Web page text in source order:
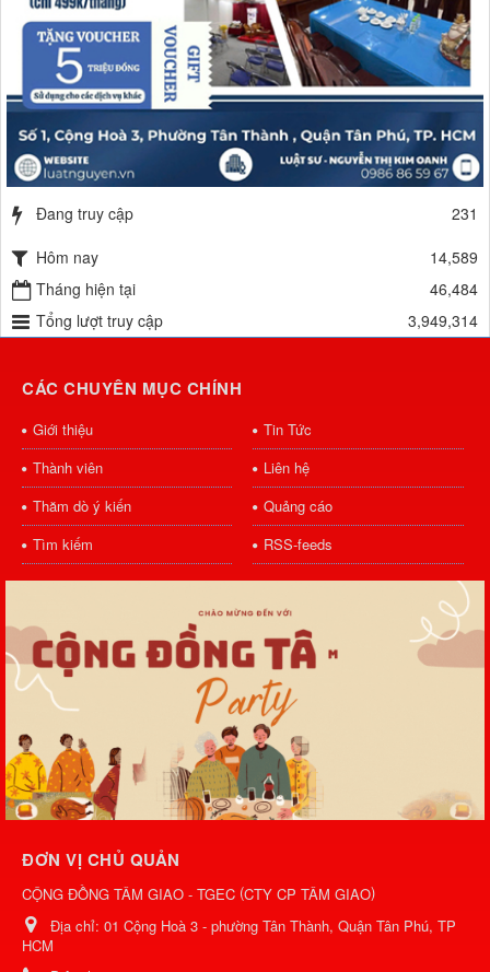
Đang truy cập
231
Hôm nay
14,589
Tháng hiện tại
46,484
Tổng lượt truy cập
3,949,314
CÁC CHUYÊN MỤC CHÍNH
Giới thiệu
Tin Tức
Thành viên
Liên hệ
Thăm dò ý kiến
Quảng cáo
Tìm kiếm
RSS-feeds
ĐƠN VỊ CHỦ QUẢN
CỘNG ĐỒNG TÂM GIAO - TGEC (CTY CP TÂM GIAO)
Địa chỉ: 01 Cộng Hoà 3 - phường Tân Thành, Quận Tân Phú, TP
HCM